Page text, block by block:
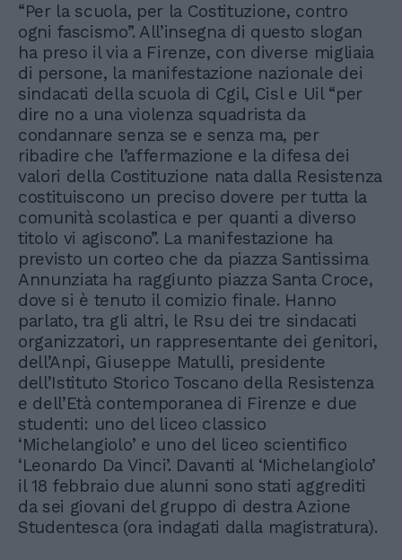
“Per la scuola, per la Costituzione, contro
ogni fascismo”. All’insegna di questo slogan
ha preso il via a Firenze, con diverse migliaia
di persone, la manifestazione nazionale dei
sindacati della scuola di Cgil, Cisl e Uil “per
dire no a una violenza squadrista da
condannare senza se e senza ma, per
ribadire che l’affermazione e la difesa dei
valori della Costituzione nata dalla Resistenza
costituiscono un preciso dovere per tutta la
comunità scolastica e per quanti a diverso
titolo vi agiscono”. La manifestazione ha
previsto un corteo che da piazza Santissima
Annunziata ha raggiunto piazza Santa Croce,
dove si è tenuto il comizio finale. Hanno
parlato, tra gli altri, le Rsu dei tre sindacati
organizzatori, un rappresentante dei genitori,
dell’Anpi, Giuseppe Matulli, presidente
dell’Istituto Storico Toscano della Resistenza
e dell’Età contemporanea di Firenze e due
studenti: uno del liceo classico
‘Michelangiolo’ e uno del liceo scientifico
‘Leonardo Da Vinci’. Davanti al ‘Michelangiolo’
il 18 febbraio due alunni sono stati aggrediti
da sei giovani del gruppo di destra Azione
Studentesca (ora indagati dalla magistratura).